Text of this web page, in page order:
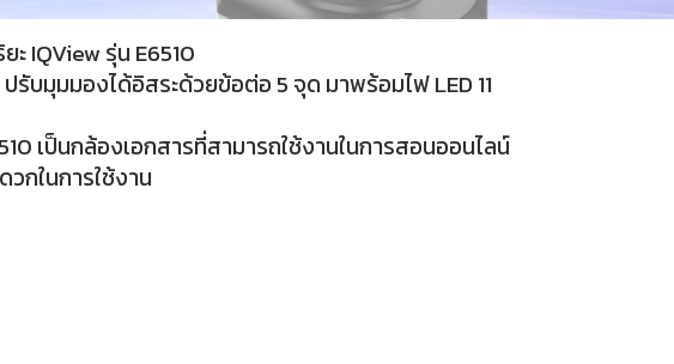
IQView รุ่น E6510
บมุมมองได้อิสระด้วยข้อต่อ 5 จุด มาพร้อมไฟ LED 11
เป็นกล้องเอกสารที่สามารถใช้งานในการสอนออนไลน์
กในการใช้งาน